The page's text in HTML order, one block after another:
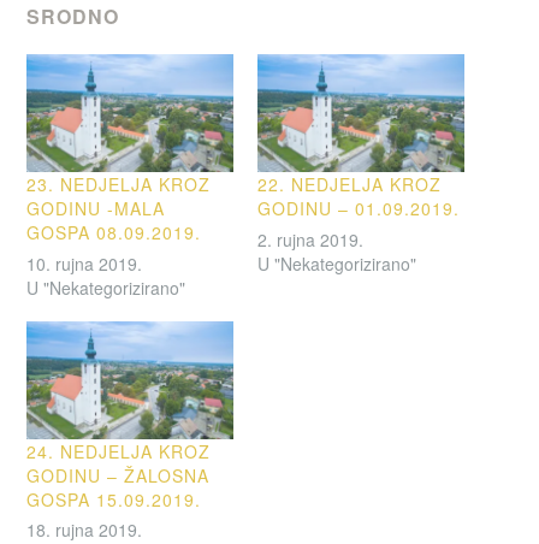
SRODNO
23. NEDJELJA KROZ
GODINU -MALA
GOSPA 08.09.2019.
10. rujna 2019.
U "Nekategorizirano"
22. NEDJELJA KROZ
GODINU – 01.09.2019.
2. rujna 2019.
U "Nekategorizirano"
24. NEDJELJA KROZ
GODINU – ŽALOSNA
GOSPA 15.09.2019.
18. rujna 2019.